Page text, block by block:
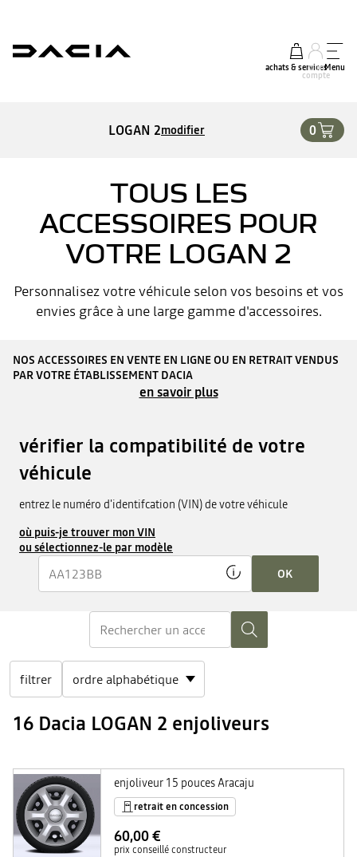
achats & services
mon
compte
Menu
LOGAN 2modifier 0
TOUS LES
ACCESSOIRES POUR
VOTRE LOGAN 2
Personnalisez votre véhicule selon vos besoins et vos
envies grâce à une large gamme d'accessoires.
NOS ACCESSOIRES EN VENTE EN LIGNE OU EN RETRAIT VENDUS
PAR VOTRE ÉTABLISSEMENT DACIA
en savoir plus
vérifier la compatibilité de votre
véhicule
entrez le numéro d'identifcation (VIN) de votre véhicule
où puis-je trouver mon VIN
ou sélectionnez-le par modèle
OK
filtrer
16 Dacia LOGAN 2 enjoliveurs
enjoliveur 15 pouces Aracaju
retrait en concession
60,00 €
prix conseillé constructeur